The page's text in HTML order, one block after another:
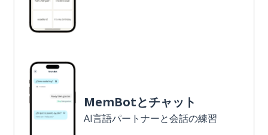
MemBotとチャット
AI言語パートナーと会話の練習